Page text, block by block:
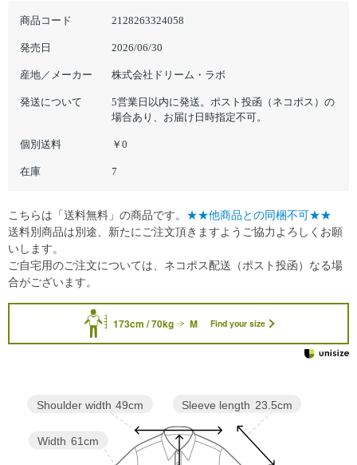
商品コード 2128263324058
発売日 2026/06/30
産地／メーカー 株式会社ドリーム・ラボ
発送について
5営業日以内に発送。ポスト投函（ネコポス）の
場合あり、お届け日時指定不可。
個別送料 ￥0
在庫 7
173cm / 70kg M Find your size
Sleeve length 23.5cm
Width 61cm
Shoulder width 49cm
こちらは「送料無料」の商品です。 ★★他商品との同梱不可★★
送料別商品は別途、新たにご注文頂きますようご協力よろしくお願
いします。
ご自宅用のご注文については、ネコポス配送（ポスト投函）なる場
合がございます。